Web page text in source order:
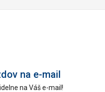
na e-mail
na Váš e-mail!